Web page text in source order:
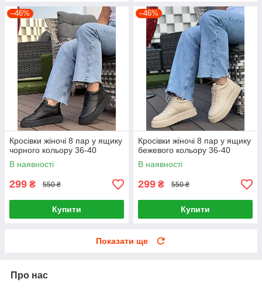
–46%
Кросівки жіночі 8 пар у ящику
чорного кольору 36-40
В наявності
299 ₴ 550 ₴
Купити
–46%
Кросівки жіночі 8 пар у ящику
бежевого кольору 36-40
В наявності
299 ₴ 550 ₴
Купити
Показати ще
Про нас